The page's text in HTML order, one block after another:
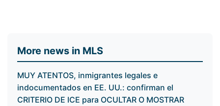
More news in MLS
MUY ATENTOS, inmigrantes legales e
indocumentados en EE. UU.: confirman el
CRITERIO DE ICE para OCULTAR O MOSTRAR